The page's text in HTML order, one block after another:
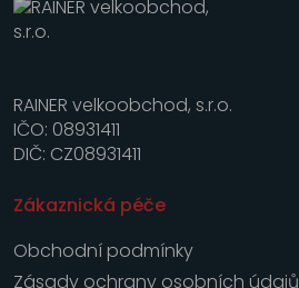
RAINER velkoobchod, s.r.o.
IČO: 08931411
DIČ: CZ08931411
Zákaznická péče
Obchodní podmínky
Zásady ochrany osobních údajů